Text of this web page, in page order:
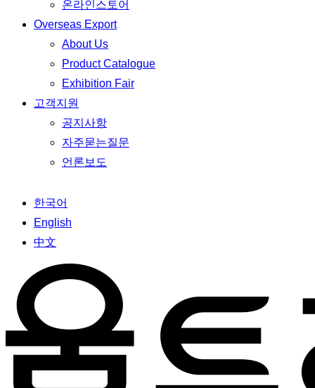
온라인스토어
Overseas Export
About Us
Product Catalogue
Exhibition Fair
고객지원
공지사항
자주묻는질문
언론보도
한국어
English
中文